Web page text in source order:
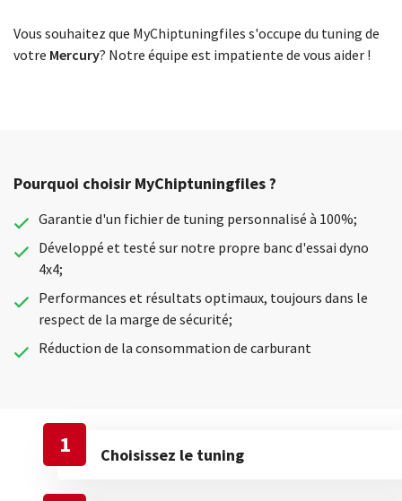
Vous souhaitez que MyChiptuningfiles s'occupe du tuning de
votre Mercury? Notre équipe est impatiente de vous aider !
Pourquoi choisir MyChiptuningfiles ?
Garantie d'un fichier de tuning personnalisé à 100%;
Développé et testé sur notre propre banc d'essai dyno
4x4;
Performances et résultats optimaux, toujours dans le
respect de la marge de sécurité;
Réduction de la consommation de carburant
1 Choisissez le tuning